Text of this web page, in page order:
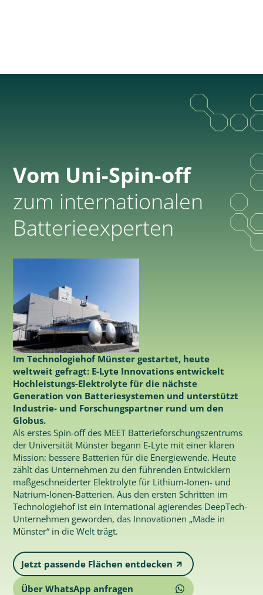
Vom Uni-Spin-off
zum internationalen
Batterieexperten
Im Technologiehof Münster gestartet, heute
weltweit gefragt: E-Lyte Innovations entwickelt
Hochleistungs-Elektrolyte für die nächste
Generation von Batteriesystemen und unterstützt
Industrie- und Forschungspartner rund um den
Globus.
Als erstes Spin-off des MEET Batterieforschungszentrums
der Universität Münster begann E-Lyte mit einer klaren
Mission: bessere Batterien für die Energiewende. Heute
zählt das Unternehmen zu den führenden Entwicklern
maßgeschneiderter Elektrolyte für Lithium-Ionen- und
Natrium-Ionen-Batterien. Aus den ersten Schritten im
Technologiehof ist ein international agierendes DeepTech-
Unternehmen geworden, das Innovationen „Made in
Münster“ in die Welt trägt.
Jetzt passende Flächen entdecken 🡭
Über WhatsApp anfragen